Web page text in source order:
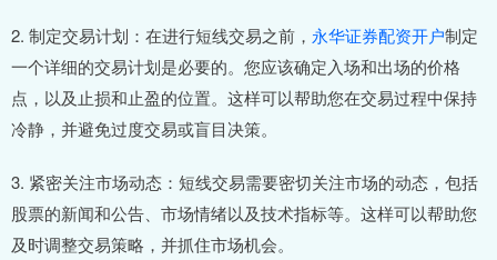
2. 制定交易计划：在进行短线交易之前， 永华证券配资开户制定
一个详细的交易计划是必要的。您应该确定入场和出场的价格
点，以及止损和止盈的位置。这样可以帮助您在交易过程中保持
冷静，并避免过度交易或盲目决策。
3. 紧密关注市场动态：短线交易需要密切关注市场的动态，包括
股票的新闻和公告、市场情绪以及技术指标等。这样可以帮助您
及时调整交易策略，并抓住市场机会。